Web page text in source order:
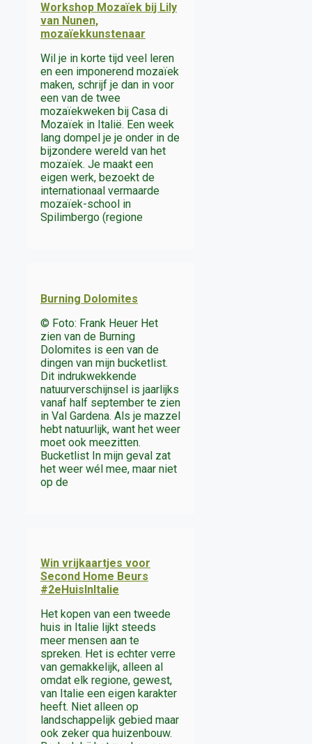
Workshop Mozaïek bij Lily
van Nunen,
mozaïekkunstenaar
Wil je in korte tijd veel leren
en een imponerend mozaïek
maken, schrijf je dan in voor
een van de twee
mozaïekweken bij Casa di
Mozaïek in Italië. Een week
lang dompel je je onder in de
bijzondere wereld van het
mozaïek. Je maakt een
eigen werk, bezoekt de
internationaal vermaarde
mozaïek-school in
Spilimbergo (regione
Burning Dolomites
© Foto: Frank Heuer Het
zien van de Burning
Dolomites is een van de
dingen van mijn bucketlist.
Dit indrukwekkende
natuurverschijnsel is jaarlijks
vanaf half september te zien
in Val Gardena. Als je mazzel
hebt natuurlijk, want het weer
moet ook meezitten.
Bucketlist In mijn geval zat
het weer wél mee, maar niet
op de
Win vrijkaartjes voor
Second Home Beurs
#2eHuisInItalie
Het kopen van een tweede
huis in Italie lijkt steeds
meer mensen aan te
spreken. Het is echter verre
van gemakkelijk, alleen al
omdat elk regione, gewest,
van Italie een eigen karakter
heeft. Niet alleen op
landschappelijk gebied maar
ook zeker qua huizenbouw.